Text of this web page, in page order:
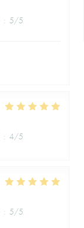
: 5/5
: 4/5
: 5/5